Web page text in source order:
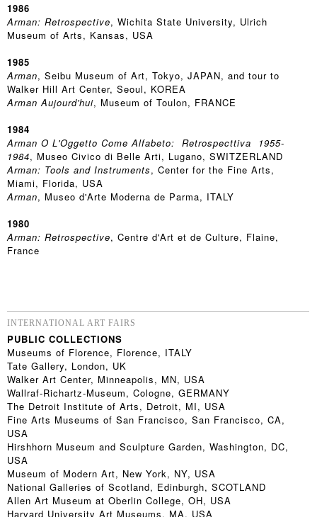
1986
Arman: Retrospective, Wichita State University, Ulrich
Museum of Arts, Kansas, USA
1985
Arman, Seibu Museum of Art, Tokyo, JAPAN, and tour to
Walker Hill Art Center, Seoul, KOREA
Arman Aujourd'hui, Museum of Toulon, FRANCE
1984
Arman O L'Oggetto Come Alfabeto: Retrospecttiva 1955-
1984, Museo Civico di Belle Arti, Lugano, SWITZERLAND
Arman: Tools and Instruments, Center for the Fine Arts,
Miami, Florida, USA
Arman, Museo d'Arte Moderna de Parma, ITALY
1980
Arman: Retrospective, Centre d'Art et de Culture, Flaine,
France
INTERNATIONAL ART FAIRS
PUBLIC COLLECTIONS
Museums of Florence, Florence, ITALY
Tate Gallery, London, UK
Walker Art Center, Minneapolis, MN, USA
Wallraf-Richartz-Museum, Cologne, GERMANY
The Detroit Institute of Arts, Detroit, MI, USA
Fine Arts Museums of San Francisco, San Francisco, CA,
USA
Hirshhorn Museum and Sculpture Garden, Washington, DC,
USA
Museum of Modern Art, New York, NY, USA
National Galleries of Scotland, Edinburgh, SCOTLAND
Allen Art Museum at Oberlin College, OH, USA
Harvard University Art Museums, MA, USA